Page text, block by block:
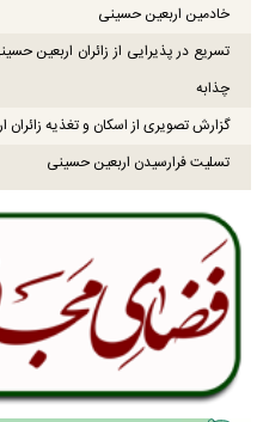
خادمین اربعین حسینی
تسریع در پذیرایی از زائران اربعین
چذابه
گزارش تصویری از اسکان و تغذیه زائران
تسلیت فرارسیدن اربعین حسینی